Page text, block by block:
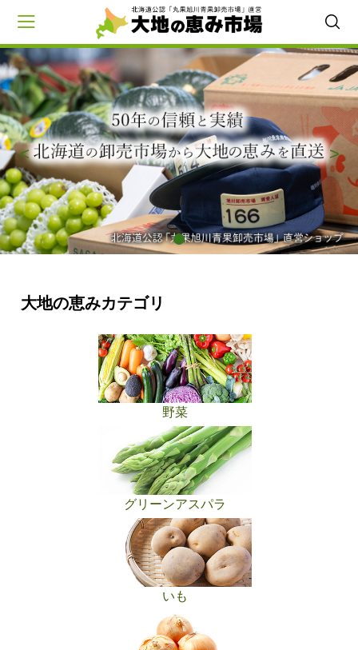
会員登録 マイページ カート
CAMPAIGN
商品一覧
CATEGORY
野菜
いも
グリーンアスパラ
>
<
大地の恵みカテゴリ
野菜
グリーンアスパラ
いも